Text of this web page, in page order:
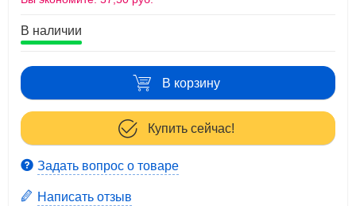
В наличии
В корзину
Купить сейчас!
Задать вопрос о товаре
Написать отзыв